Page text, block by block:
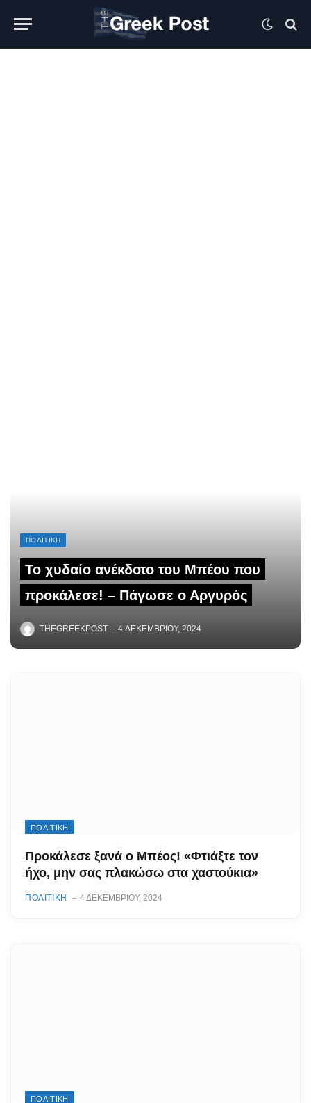
ΠΟΛΙΤΙΚΗ
Το χυδαίο ανέκδοτο του Μπέου που
προκάλεσε! – Πάγωσε ο Αργυρός
THEGREEKPOST 4 ΔΕΚΕΜΒΡΊΟΥ, 2024
ΠΟΛΙΤΙΚΗ
Προκάλεσε ξανά ο Μπέος! «Φτιάξτε τον
ήχο, μην σας πλακώσω στα χαστούκια»
ΠΟΛΙΤΙΚΗ 4 ΔΕΚΕΜΒΡΊΟΥ, 2024
ΠΟΛΙΤΙΚΗ